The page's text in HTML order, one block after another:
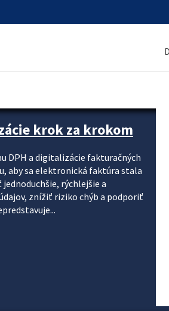
krok za krokom
DPH a digitalizácie fakturačných
aby sa elektronická faktúra stala
rýchlejšie a
znížiť riziko chýb a podporiť